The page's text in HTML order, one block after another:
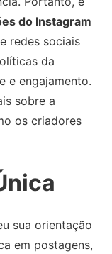
do Instagram
redes sociais
da
e engajamento.
sobre a
os criadores
sua orientação
em postagens,